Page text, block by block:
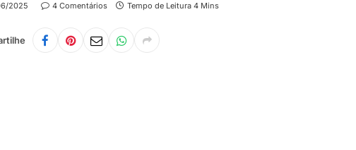
2025 4 Comentários Tempo de Leitura 4 Mins